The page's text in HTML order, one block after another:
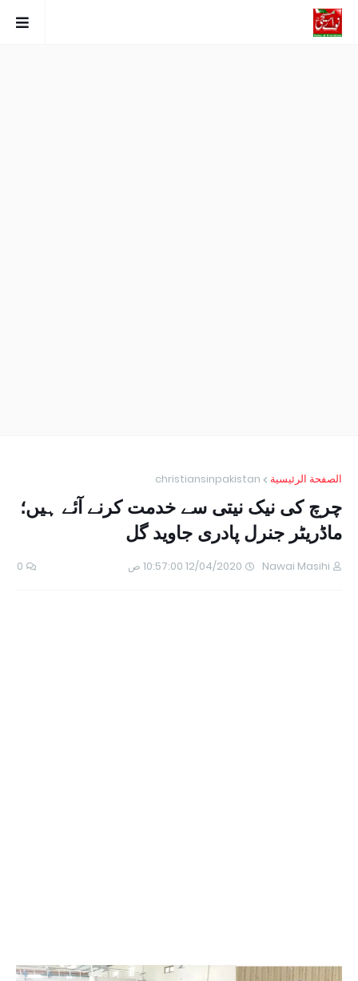
الصفحة الرئيسية christiansinpakistan
چرچ کی نیک نیتی سے خدمت کرنے آئے ہیں؛
ماڈریٹر جنرل پادری جاوید گل
Nawai Masihi 12/04/2020 10:57:00 ص 0